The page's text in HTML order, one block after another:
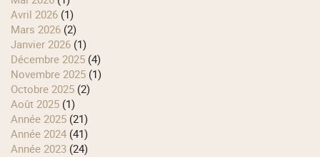
avril 2026 (1)
mars 2026 (2)
janvier 2026 (1)
décembre 2025 (4)
novembre 2025 (1)
octobre 2025 (2)
août 2025 (1)
année 2025 (21)
année 2024 (41)
année 2023 (24)